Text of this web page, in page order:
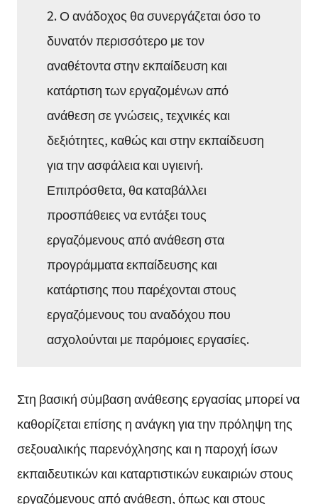
2. Ο ανάδοχος θα συνεργάζεται όσο το
δυνατόν περισσότερο με τον
αναθέτοντα στην εκπαίδευση και
κατάρτιση των εργαζομένων από
ανάθεση σε γνώσεις, τεχνικές και
δεξιότητες, καθώς και στην εκπαίδευση
για την ασφάλεια και υγιεινή.
Επιπρόσθετα, θα καταβάλλει
προσπάθειες να εντάξει τους
εργαζόμενους από ανάθεση στα
προγράμματα εκπαίδευσης και
κατάρτισης που παρέχονται στους
εργαζόμενους του αναδόχου που
ασχολούνται με παρόμοιες εργασίες.
Στη βασική σύμβαση ανάθεσης εργασίας μπορεί να
καθορίζεται επίσης η ανάγκη για την πρόληψη της
σεξουαλικής παρενόχλησης και η παροχή ίσων
εκπαιδευτικών και καταρτιστικών ευκαιριών στους
εργαζόμενους από ανάθεση, όπως και στους